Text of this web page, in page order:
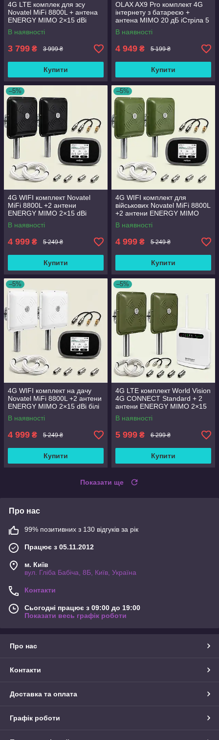
4G LTE комплек для зсу
Novatel MiFi 8800L + антена
ENERGY MIMO 2×15 dBi
чорна + кабель та
перехідники
В наявності
3 799 ₴ 3 999 ₴
Купити
OLAX AX9 Pro комплект 4G
інтернету з батареєю +
антена MIMO 20 дБ іСтріла 5
інтернет без світла
В наявності
4 949 ₴ 5 199 ₴
Купити
–5%
4G WIFI комплект Novatel
MiFi 8800L +2 антени
ENERGY MIMO 2×15 dBi
В наявності
4 999 ₴ 5 249 ₴
Купити
–5%
4G WIFI комплект для
військових Novatel MiFi 8800L
+2 антени ENERGY MIMO
2×15 dBi зелені
В наявності
4 999 ₴ 5 249 ₴
Купити
–5%
4G WIFI комплект на дачу
Novatel MiFi 8800L +2 антени
ENERGY MIMO 2×15 dBi білі
В наявності
4 999 ₴ 5 249 ₴
Купити
–5%
4G LTE комплект World Vision
4G CONNECT Standard + 2
антени ENERGY MIMO 2×15
дБ зелені
В наявності
5 999 ₴ 6 299 ₴
Купити
Показати ще
Про нас
99% позитивних з 130 відгуків за рік
Працює з 05.11.2012
м. Київ
вул. Гліба Бабіча, 8Б, Київ, Україна
Контакти
Сьогодні працює з 09:00 до 19:00
Показати весь графік роботи
Про нас
Контакти
Доставка та оплата
Графік роботи